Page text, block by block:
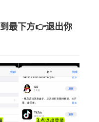
最下方👉退出你